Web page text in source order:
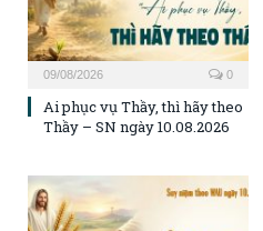
09/08/2026 0
Ai phục vụ Thầy, thì hãy theo
Thầy – SN ngày 10.08.2026